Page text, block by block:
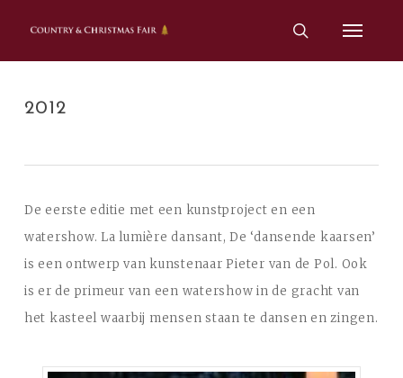
main
search
Menu
2012
De eerste editie met een kunstproject en een
watershow. La lumière dansant, De ‘dansende kaarsen’
is een ontwerp van kunstenaar Pieter van de Pol. Ook
is er de primeur van een watershow in de gracht van
het kasteel waarbij mensen staan te dansen en zingen.